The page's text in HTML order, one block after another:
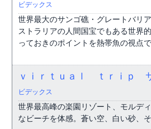
ビデックス
世界最大のサンゴ礁・グレートバリ
ストラリアの人間国宝でもある世界
っておきのポイントを熱帯魚の視点
ｖｉｒｔｕａｌ ｔｒｉｐ
ビデックス
世界最高峰の楽園リゾート、モルデ
なビーチを体感。蒼い空、白い砂、